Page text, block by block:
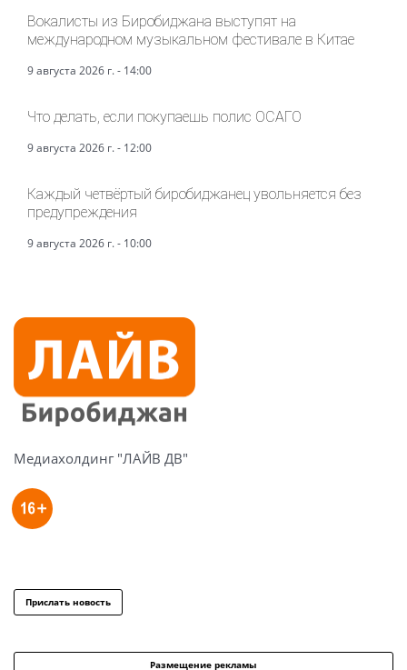
Вокалисты из Биробиджана выступят на
международном музыкальном фестивале в Китае
9 августа 2026 г. - 14:00
Что делать, если покупаешь полис ОСАГО
9 августа 2026 г. - 12:00
Каждый четвёртый биробиджанец увольняется без
предупреждения
9 августа 2026 г. - 10:00
Медиахолдинг "ЛАЙВ ДВ"
Прислать новость
Размещение рекламы